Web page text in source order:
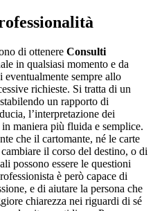
di ottenere Consulti
in qualsiasi momento e da
sempre allo
richieste. Si tratta di un
un rapporto di
l’interpretazione dei
maniera più fluida e semplice.
che il cartomante, né le carte
il corso del destino, o di
possono essere le questioni
è però capace di
e di aiutare la persona che
chiarezza nei riguardi di sé